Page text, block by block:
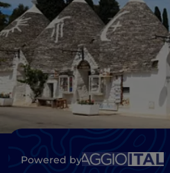
Powered by